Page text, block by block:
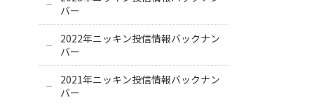
バー
2022年ニッキン投信情報バックナン
バー
2021年ニッキン投信情報バックナン
バー